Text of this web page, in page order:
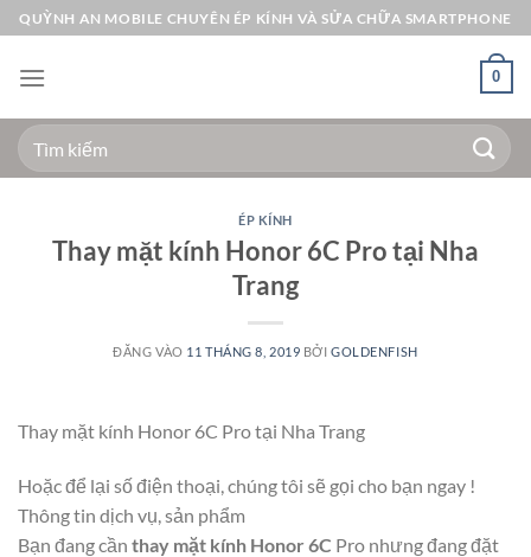
Bỏ
qua
nội
QUỲNH AN MOBILE CHUYÊN ÉP KÍNH VÀ SỬA CHỮA SMARTPHONE
0
Tìm
kiếm:
ÉP KÍNH
Thay mặt kính Honor 6C Pro tại Nha
Trang
ĐĂNG VÀO 11 THÁNG 8, 2019 BỞIGOLDENFISH
Thay mặt kính Honor 6C Pro tại Nha Trang
Hoặc để lại số điện thoại, chúng tôi sẽ gọi cho bạn ngay !
Thông tin dịch vụ, sản phẩm
Bạn đang cần thay mặt kính Honor 6C Pro nhưng đang đặt